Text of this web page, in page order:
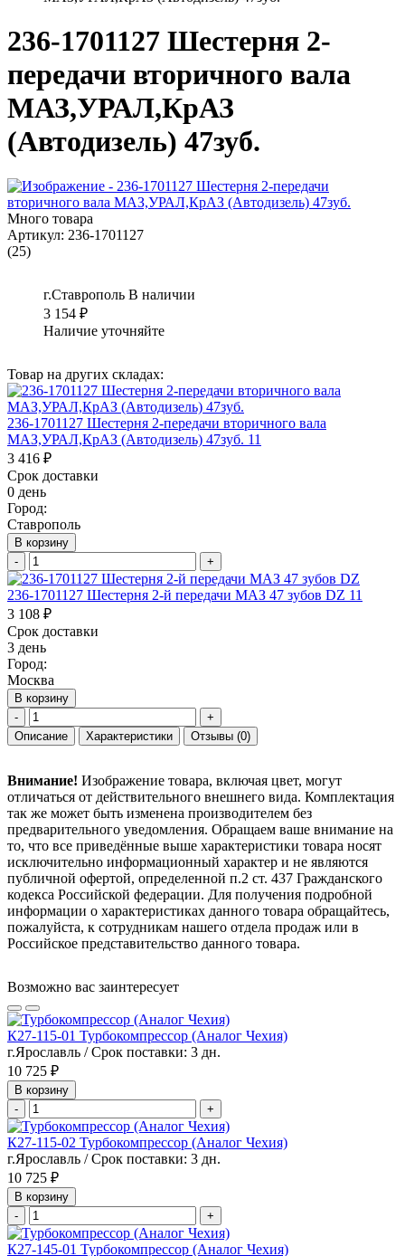
236-1701127 Шестеpня 2-
пеpедачи вторичного вала
МАЗ,УРАЛ,КрАЗ
(Автодизель) 47зуб.
Много товара
Артикул: 236-1701127
(25)
г.Ставрополь В наличии
3 154 ₽
Наличие уточняйте
Товар на других складах:
236-1701127 Шестеpня 2-пеpедачи вторичного вала
МАЗ,УРАЛ,КрАЗ (Автодизель) 47зуб. 11
3 416 ₽
Срок доставки
0 день
Город:
Ставрополь
В корзину
-
+
236-1701127 Шестерня 2-й передачи МАЗ 47 зубов DZ 11
3 108 ₽
Срок доставки
3 день
Город:
Москва
В корзину
-
+
Описание
Характеристики Отзывы (0)
Внимание! Изображение товара, включая цвет, могут
отличаться от действительного внешнего вида. Комплектация
так же может быть изменена производителем без
предварительного уведомления. Обращаем ваше внимание на
то, что все приведённые выше характеристики товара носят
исключительно информационный характер и не являются
публичной офертой, определенной п.2 ст. 437 Гражданского
кодекса Российской федерации. Для получения подробной
информации о характеристиках данного товара обращайтесь,
пожалуйста, к сотрудникам нашего отдела продаж или в
Российское представительство данного товара.
Возможно вас заинтересует
К27-115-01 Турбокомпрессор (Аналог Чехия)
г.Ярославль / Срок поставки: 3 дн.
10 725 ₽
В корзину
-
+
К27-115-02 Турбокомпрессор (Аналог Чехия)
г.Ярославль / Срок поставки: 3 дн.
10 725 ₽
В корзину
-
+
К27-145-01 Турбокомпрессор (Аналог Чехия)